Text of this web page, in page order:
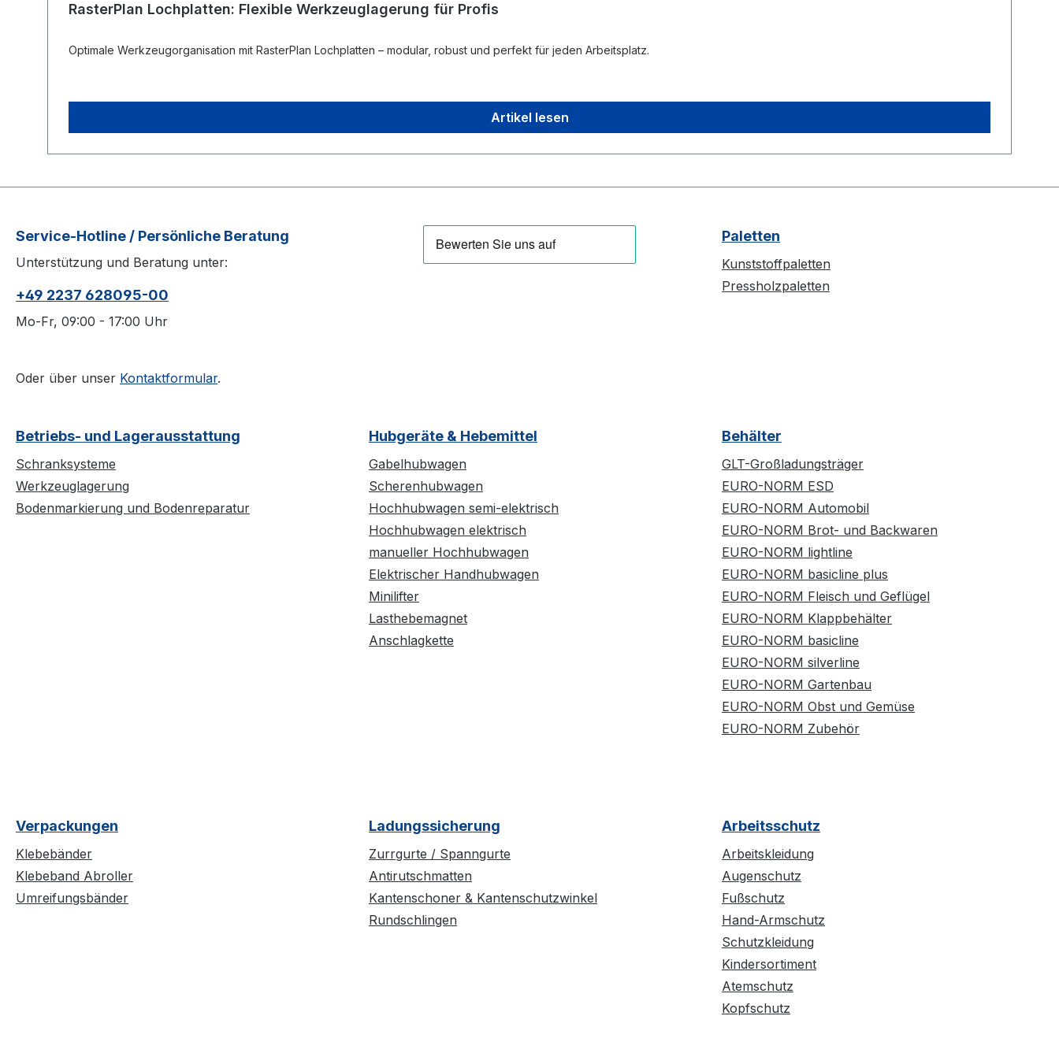
RasterPlan Lochplatten: Flexible Werkzeuglagerung für Profis
Optimale Werkzeugorganisation mit RasterPlan Lochplatten – modular, robust und perfekt für jeden Arbeitsplatz.
Artikel lesen
Service-Hotline / Persönliche Beratung
Unterstützung und Beratung unter:
+49 2237 628095-00
Mo-Fr, 09:00 - 17:00 Uhr
Oder über unser Kontaktformular.
Paletten
Kunststoffpaletten
Pressholzpaletten
Betriebs- und Lagerausstattung
Schranksysteme
Werkzeuglagerung
Bodenmarkierung und Bodenreparatur
Hubgeräte & Hebemittel
Gabelhubwagen
Scherenhubwagen
Hochhubwagen semi-elektrisch
Hochhubwagen elektrisch
manueller Hochhubwagen
Elektrischer Handhubwagen
Minilifter
Lasthebemagnet
Anschlagkette
Behälter
GLT-Großladungsträger
EURO-NORM ESD
EURO-NORM Automobil
EURO-NORM Brot- und Backwaren
EURO-NORM lightline
EURO-NORM basicline plus
EURO-NORM Fleisch und Geflügel
EURO-NORM Klappbehälter
EURO-NORM basicline
EURO-NORM silverline
EURO-NORM Gartenbau
EURO-NORM Obst und Gemüse
EURO-NORM Zubehör
Verpackungen
Klebebänder
Klebeband Abroller
Umreifungsbänder
Ladungssicherung
Zurrgurte / Spanngurte
Antirutschmatten
Kantenschoner & Kantenschutzwinkel
Rundschlingen
Arbeitsschutz
Arbeitskleidung
Augenschutz
Fußschutz
Hand-Armschutz
Schutzkleidung
Kindersortiment
Atemschutz
Kopfschutz